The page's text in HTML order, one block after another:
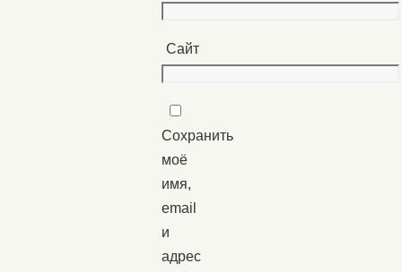
Сайт
Сохранить
моё
имя,
email
и
адрес